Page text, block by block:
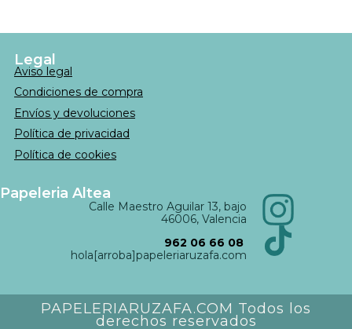
Legal
Aviso legal
Condiciones de compra
Envíos y devoluciones
Política de privacidad
Política de cookies
Papeleria Altea
Calle Maestro Aguilar 13, bajo
46006, Valencia
962 06 66 08
hola[arroba]papeleriaruzafa.com
PAPELERIARUZAFA.COM Todos los
derechos reservados